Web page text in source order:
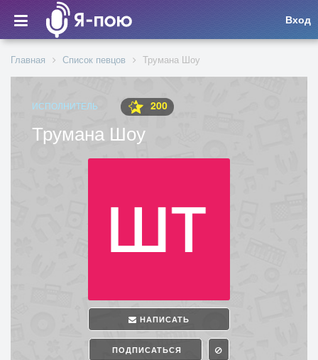
Вход
Главная Список певцов Трумана Шоу
ИСПОЛНИТЕЛЬ 200
Трумана Шоу
НАПИСАТЬ
ПОДПИСАТЬСЯ